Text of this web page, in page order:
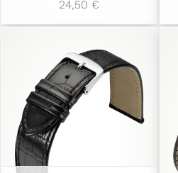
24,50 €